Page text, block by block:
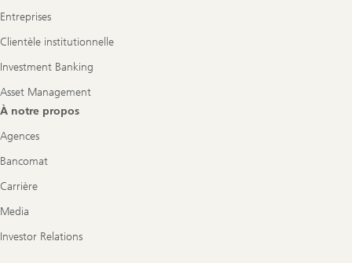
Entreprises
Clientèle institutionnelle
Investment Banking
Asset Management
À notre propos
Agences
Bancomat
Carrière
Media
Investor Relations